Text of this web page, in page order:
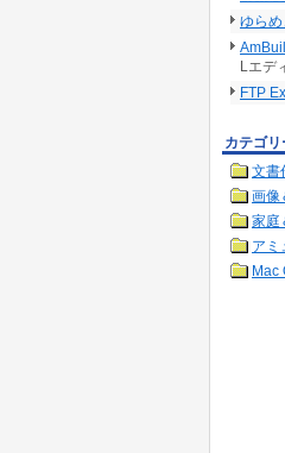
ゆら
Lエデ
FTP
カテゴ
文書
画像
家庭
アミ
Mac